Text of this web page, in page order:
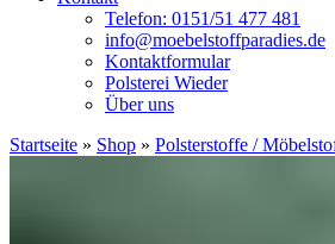
Telefon: 0151/51 477 481
info@moebelstoffparadies.de
Kontaktformular
Polsterei Wieder
Über uns
Startseite » Shop » Polsterstoffe /